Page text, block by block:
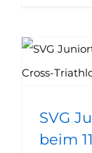
SVG
beim